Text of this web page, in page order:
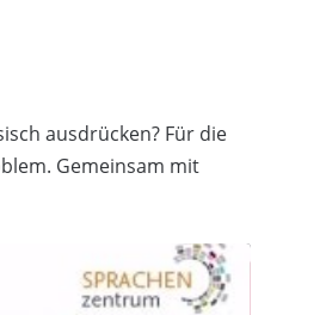
ausdrücken? Für die
Gemeinsam mit